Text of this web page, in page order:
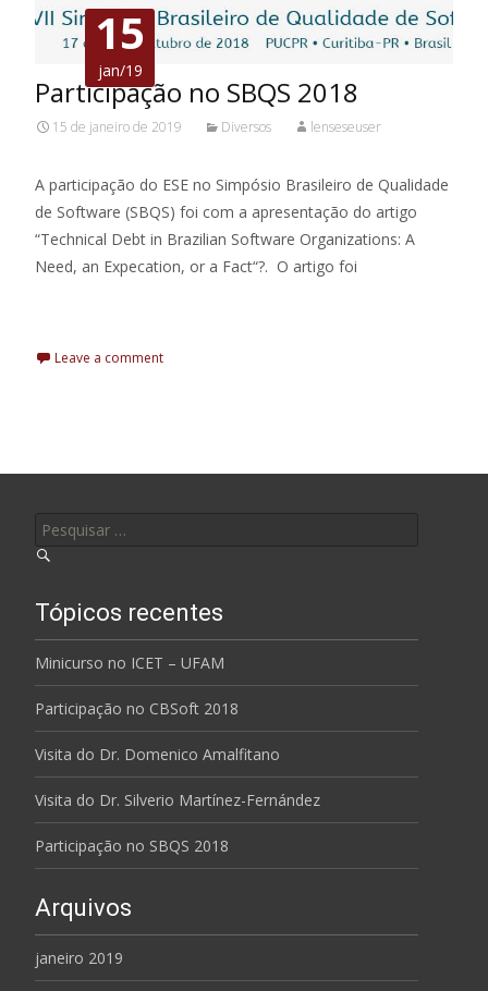
15
jan/19
Participação no SBQS 2018
15 de janeiro de 2019 Diversos lenseseuser
A participação do ESE no Simpósio Brasileiro de Qualidade
de Software (SBQS) foi com a apresentação do artigo
“Technical Debt in Brazilian Software Organizations: A
Need, an Expecation, or a Fact“?. O artigo foi
Leave a comment
Tópicos recentes
Minicurso no ICET – UFAM
Participação no CBSoft 2018
Visita do Dr. Domenico Amalfitano
Visita do Dr. Silverio Martínez-Fernández
Participação no SBQS 2018
Arquivos
janeiro 2019